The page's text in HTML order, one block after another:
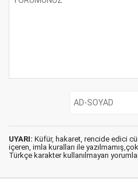
UYARI: Küfür, hakaret, rencide edici
içeren, imla kuralları ile
Türkçe karakter kullanılmayan